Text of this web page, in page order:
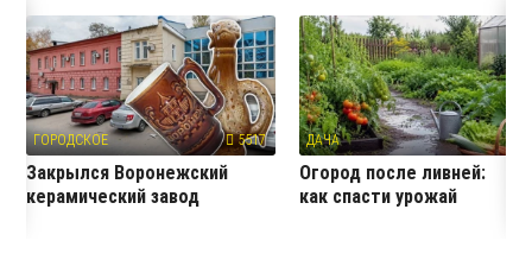
ГОРОДСКОЕ 5517
Закрылся Воронежский
керамический завод
ДАЧА
Огород после ливней:
как спасти урожай